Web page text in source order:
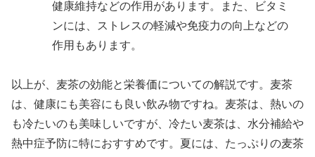
健康維持などの作用があります。また、ビタミ
ンには、ストレスの軽減や免疫力の向上などの
作用もあります。
以上が、麦茶の効能と栄養価についての解説です。麦茶
は、健康にも美容にも良い飲み物ですね。麦茶は、熱いの
も冷たいのも美味しいですが、冷たい麦茶は、水分補給や
熱中症予防に特におすすめです。夏には、たっぷりの麦茶